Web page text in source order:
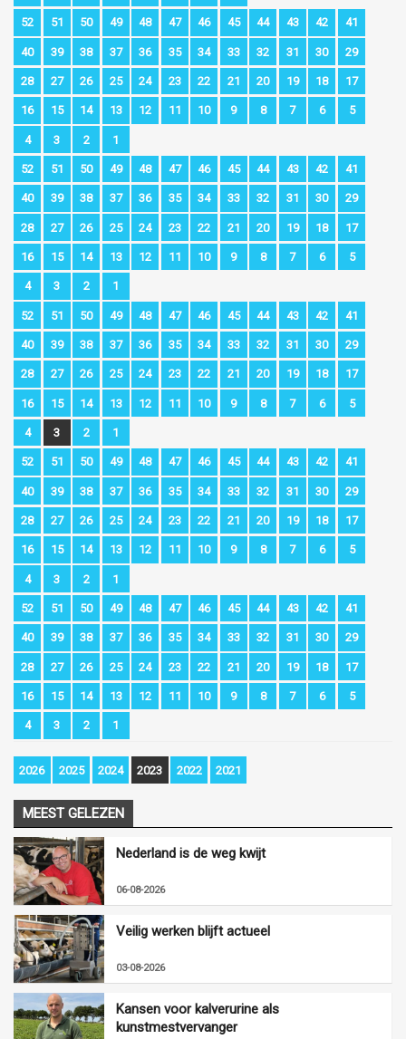
52 51 50 49 48 47 46 45 44 43 42 41
40 39 38 37 36 35 34 33 32 31 30 29
28 27 26 25 24 23 22 21 20 19 18 17
16 15 14 13 12 11 10 9 8 7 6 5
4 3 2 1
52 51 50 49 48 47 46 45 44 43 42 41
40 39 38 37 36 35 34 33 32 31 30 29
28 27 26 25 24 23 22 21 20 19 18 17
16 15 14 13 12 11 10 9 8 7 6 5
4 3 2 1
52 51 50 49 48 47 46 45 44 43 42 41
40 39 38 37 36 35 34 33 32 31 30 29
28 27 26 25 24 23 22 21 20 19 18 17
16 15 14 13 12 11 10 9 8 7 6 5
4 3 2 1
52 51 50 49 48 47 46 45 44 43 42 41
40 39 38 37 36 35 34 33 32 31 30 29
28 27 26 25 24 23 22 21 20 19 18 17
16 15 14 13 12 11 10 9 8 7 6 5
4 3 2 1
52 51 50 49 48 47 46 45 44 43 42 41
40 39 38 37 36 35 34 33 32 31 30 29
28 27 26 25 24 23 22 21 20 19 18 17
16 15 14 13 12 11 10 9 8 7 6 5
4 3 2 1
2026 2025 2024 2023 2022 2021
MEEST GELEZEN
Nederland is de weg kwijt
06-08-2026
Veilig werken blijft actueel
03-08-2026
Kansen voor kalverurine als
kunstmestvervanger